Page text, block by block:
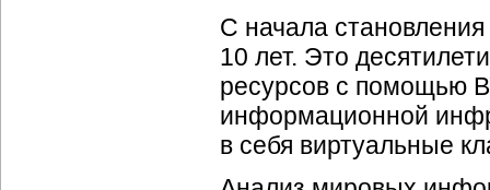
С начала
10 лет. Это
ресурсов с помощью
информационной
в себя виртуальные